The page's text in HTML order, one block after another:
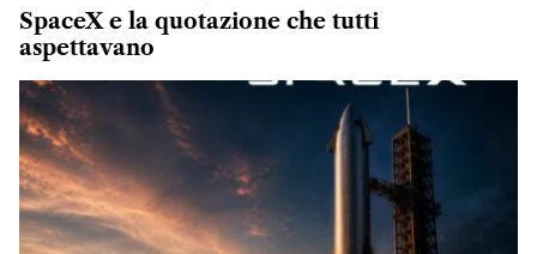
SpaceX e la quotazione che tutti
aspettavano